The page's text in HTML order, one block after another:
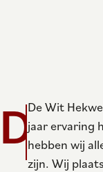
DDe Wit
jaar ervaring
hebben wij
zijn. Wij